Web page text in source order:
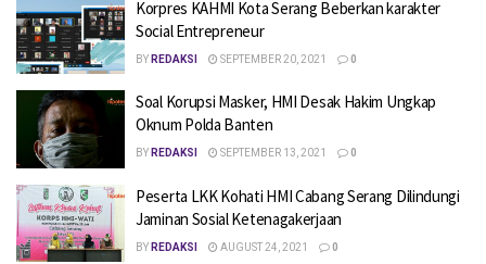
Korpres KAHMI Kota Serang Beberkan karakter
Social Entrepreneur
BY REDAKSI SEPTEMBER 20, 2021 0
Soal Korupsi Masker, HMI Desak Hakim Ungkap
Oknum Polda Banten
BY REDAKSI SEPTEMBER 13, 2021 0
Peserta LKK Kohati HMI Cabang Serang Dilindungi
Jaminan Sosial Ketenagakerjaan
BY REDAKSI AUGUST 24, 2021 0